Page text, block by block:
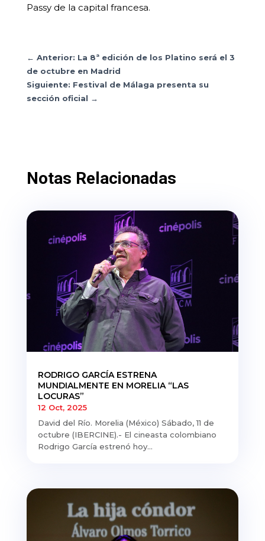
Passy de la capital francesa.
← Anterior: La 8ª edición de los Platino será el 3
de octubre en Madrid
Siguiente: Festival de Málaga presenta su
sección oficial →
Notas Relacionadas
RODRIGO GARCÍA ESTRENA
MUNDIALMENTE EN MORELIA “LAS
LOCURAS”
12 Oct, 2025
David del Río. Morelia (México) Sábado, 11 de
octubre (IBERCINE).- El cineasta colombiano
Rodrigo García estrenó hoy...